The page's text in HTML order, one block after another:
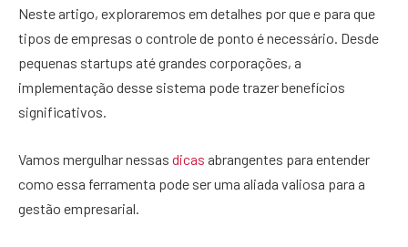
Neste artigo, exploraremos em detalhes por que e para que
tipos de empresas o controle de ponto é necessário. Desde
pequenas startups até grandes corporações, a
implementação desse sistema pode trazer benefícios
significativos.
Vamos mergulhar nessas dicas abrangentes para entender
como essa ferramenta pode ser uma aliada valiosa para a
gestão empresarial.